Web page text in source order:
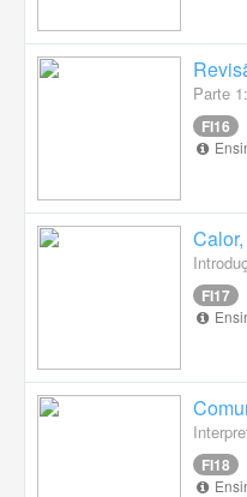
Parte
FI16
FI17
FI18